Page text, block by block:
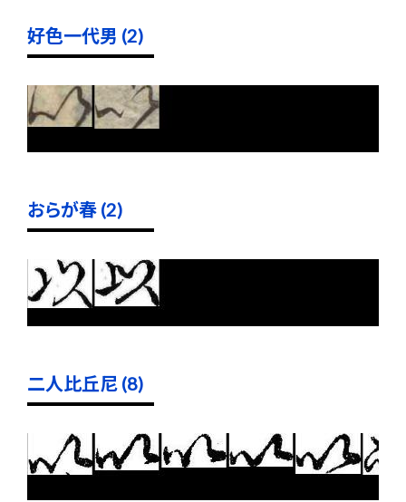
好色一代男 (2)
おらが春 (2)
二人比丘尼 (8)